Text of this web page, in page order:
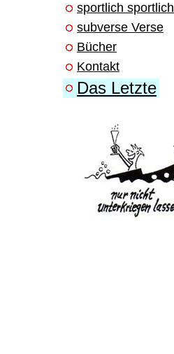
sportlich sportlich
subverse Verse
Bücher
Kontakt
Das Letzte